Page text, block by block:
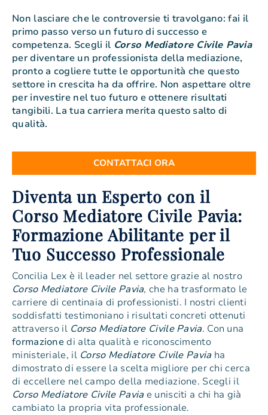
Non lasciare che le controversie ti travolgano: fai il
primo passo verso un futuro di successo e
competenza. Scegli il Corso Mediatore Civile Pavia
per diventare un professionista della mediazione,
pronto a cogliere tutte le opportunità che questo
settore in crescita ha da offrire. Non aspettare oltre
per investire nel tuo futuro e ottenere risultati
tangibili. La tua carriera merita questo salto di
qualità.
CONTATTACI ORA
Diventa un Esperto con il
Corso Mediatore Civile Pavia:
Formazione Abilitante per il
Tuo Successo Professionale
Concilia Lex è il leader nel settore grazie al nostro
Corso Mediatore Civile Pavia, che ha trasformato le
carriere di centinaia di professionisti. I nostri clienti
soddisfatti testimoniano i risultati concreti ottenuti
attraverso il Corso Mediatore Civile Pavia. Con una
formazione di alta qualità e riconoscimento
ministeriale, il Corso Mediatore Civile Pavia ha
dimostrato di essere la scelta migliore per chi cerca
di eccellere nel campo della mediazione. Scegli il
Corso Mediatore Civile Pavia e unisciti a chi ha già
cambiato la propria vita professionale.